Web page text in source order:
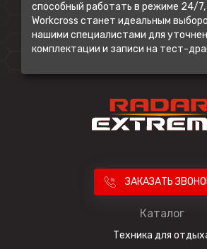
способный работать в режиме 24/7,
Workcross станет идеальным
нашими специалистами для
комплектации и записи на тест-
ЗАКАЗАТЬ
Каталог
Техника для